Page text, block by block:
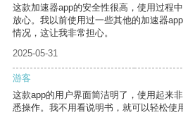
这款加速器app的安全性很高，使用过程
放心。我以前使用过一些其他的加速器
情况，这让我非常担心。
2025-05-31
游客
这款app的用户界面简洁明了，使用起来
悉操作。我不用看说明书，就可以轻松使